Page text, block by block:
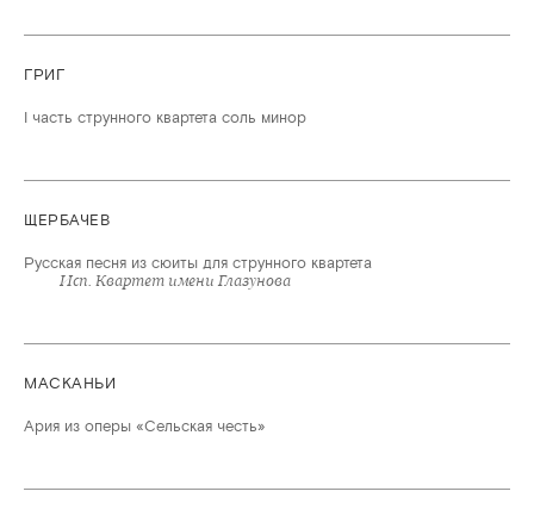
ГРИГ
I часть струнного квартета соль минор
ЩЕРБАЧЕВ
Русская песня из сюиты для струнного квартета
Исп. Квартет имени Глазунова
МАСКАНЬИ
Ария из оперы «Сельская честь»